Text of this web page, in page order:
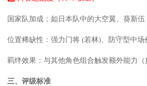
国家队加成：如日本队中的大空翼、葵新
位置稀缺性：强力门将 (若林)、防守型中场
羁绊效果：与其他角色组合触发额外能力（
三、评级标准